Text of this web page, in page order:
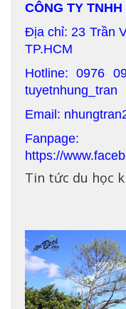
CÔNG TY
Địa chỉ: 23 Trần
TP.HCM
Hotline: 0976
tuyetnhung_tran
Email:
Fanpage:
https://
Tin tức du học